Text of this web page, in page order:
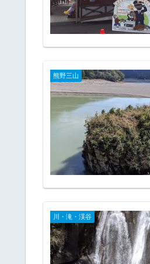
熊野三山
川・滝・渓谷